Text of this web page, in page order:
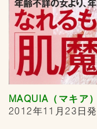
MAQUIA（マキア
2012年11月23日